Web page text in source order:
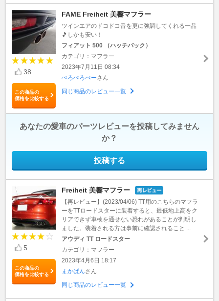
38
この商品の
価格を比較する
FAME Freiheit 美響マフラー
ツインエアのドコドコ音を更に強調してくれる一品
🎵しかも安い！
フィアット 500 （ハッチバック）
カテゴリ：マフラー
2023年7月11日 08:34
ぺろぺろぺーさん
同じ商品のレビュー一覧
あなたの愛車のパーツレビューを投稿してみません
か？
投稿する
5
この商品の
価格を比較する
Freiheit 美響マフラー
【再レビュー】(2023/04/06) TT用のこちらのマフラ
ーをTTロードスターに装着すると、最低地上高をク
リアできず車検を通せない恐れがあることが判明し
ました。装着される方は事前に確認されること ...
アウディ TT ロードスター
カテゴリ：マフラー
2023年4月6日 18:17
まかぱんさん
同じ商品のレビュー一覧